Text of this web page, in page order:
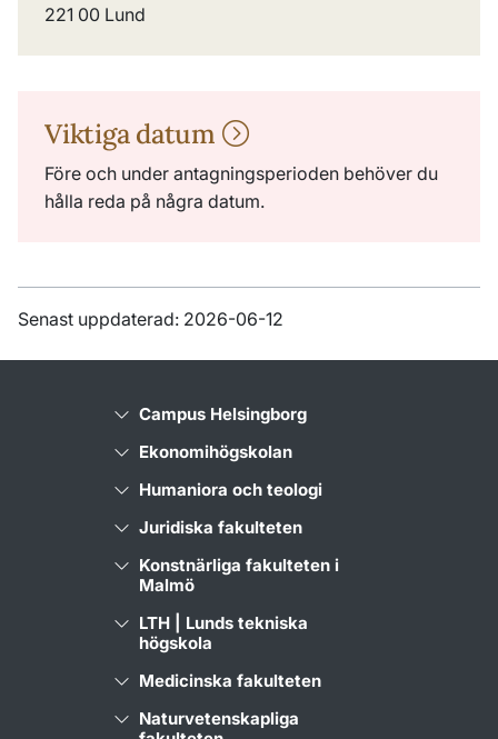
221 00 Lund
Viktiga datum
Före och under antagningsperioden behöver du
hålla reda på några datum.
Senast uppdaterad: 2026-06-12
Campus Helsingborg
Ekonomihögskolan
Humaniora och teologi
Juridiska fakulteten
Konstnärliga fakulteten i
Malmö
LTH | Lunds tekniska
högskola
Medicinska fakulteten
Naturvetenskapliga